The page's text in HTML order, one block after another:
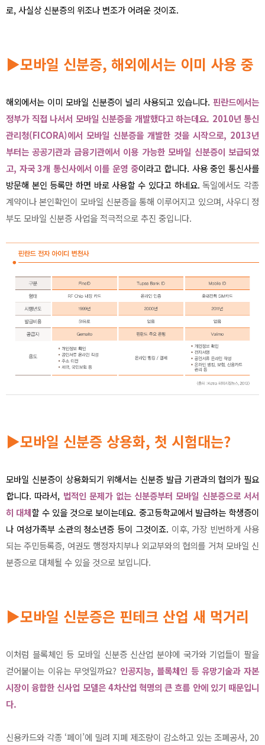
로, 사실상 신분증의 위조나 변조가 어려운 것이죠.
▶모바일 신분증, 해외에서는 이미 사용 중
해외에서는 이미 모바일 신분증이 널리 사용되고 있습니다. 핀란드에서는
정부가 직접 나서서 모바일 신분증을 개발했다고 하는데요. 2010년 통신
관리청(FICORA)에서 모바일 신분증을 개발한 것을 시작으로, 2013년
부터는 공공기관과 금융기관에서 이용 가능한 모바일 신분증이 보급되었
고, 자국 3개 통신사에서 이를 운영 중이라고 합니다. 사용 중인 통신사를
방문해 본인 등록만 하면 바로 사용할 수 있다고 하네요.독일에서도 각종
계약이나 본인확인이 모바일 신분증을 통해 이루어지고 있으며, 사우디 정
부도 모바일 신분증 사업을 적극적으로 추진 중입니다.
▶모바일 신분증 상용화, 첫 시험대는?
모바일 신분증이 상용화되기 위해서는 신분증 발급 기관과의 협의가 필요
합니다. 따라서, 법적인 문제가 없는 신분증부터 모바일 신분증으로 서서
히 대체할 수 있을 것으로 보이는데요. 중고등학교에서 발급하는 학생증이
나 여성가족부 소관의 청소년증 등이 그것이죠. 이후, 가장 빈번하게 사용
되는 주민등록증, 여권도 행정자치부나 외교부와의 협의를 거쳐 모바일 신
분증으로 대체될 수 있을 것으로 보입니다.
▶모바일 신분증은 핀테크 산업 새 먹거리
이처럼 블록체인 등 모바일 신분증 신산업 분야에 국가와 기업들이 팔을
걷어붙이는 이유는 무엇일까요? 인공지능, 블록체인 등 유망기술과 자본
시장이 융합한 신사업 모델은 4차산업 혁명의 큰 흐름 안에 있기 때문입니
다.
신용카드와 각종 ‘페이’에 밀려 지폐 제조량이 감소하고 있는 조폐공사, 20